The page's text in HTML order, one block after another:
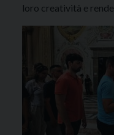
loro creatività e